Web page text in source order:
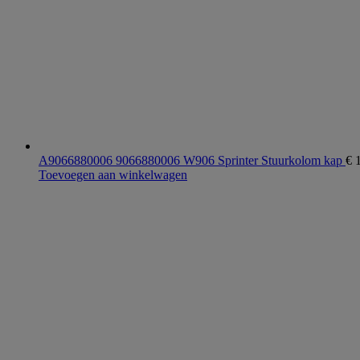
A9066880006 9066880006 W906 Sprinter Stuurkolom kap €
Toevoegen aan winkelwagen